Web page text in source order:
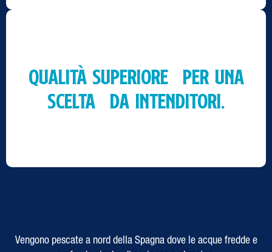
Qualità superiore per una
scelta da intenditori.
Vengono pescate a nord della Spagna dove le acque fredde e